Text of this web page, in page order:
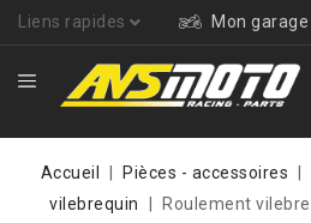
Liens rapides Mon garage
Accueil Pièces - accessoires
vilebrequin
Roulement